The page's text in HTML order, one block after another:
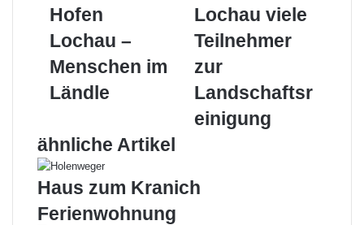
Lochau
Menschen
im
Ländle
Hofen
Lochau –
Menschen im
Ländle
Lochau
Teilnehmer
zur
Landschaftsreinigung
Lochau viele
Teilnehmer
zur
Landschaftsr
einigung
ähnliche Artikel
Haus zum Kranich
Ferienwohnung